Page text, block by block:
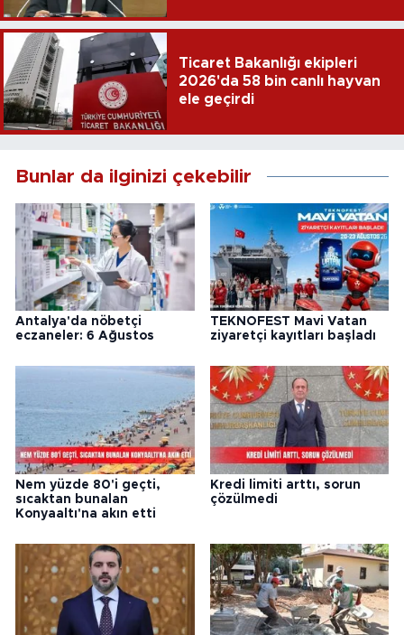
Ticaret Bakanlığı ekipleri
2026'da 58 bin canlı hayvan
ele geçirdi
Bunlar da ilginizi çekebilir
Antalya'da nöbetçi
eczaneler: 6 Ağustos
TEKNOFEST Mavi Vatan
ziyaretçi kayıtları başladı
Nem yüzde 80'i geçti,
sıcaktan bunalan
Konyaaltı'na akın etti
Kredi limiti arttı, sorun
çözülmedi